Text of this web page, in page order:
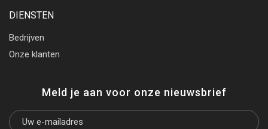
DIENSTEN
Bedrijven
Onze klanten
Meld je aan voor onze nieuwsbrief